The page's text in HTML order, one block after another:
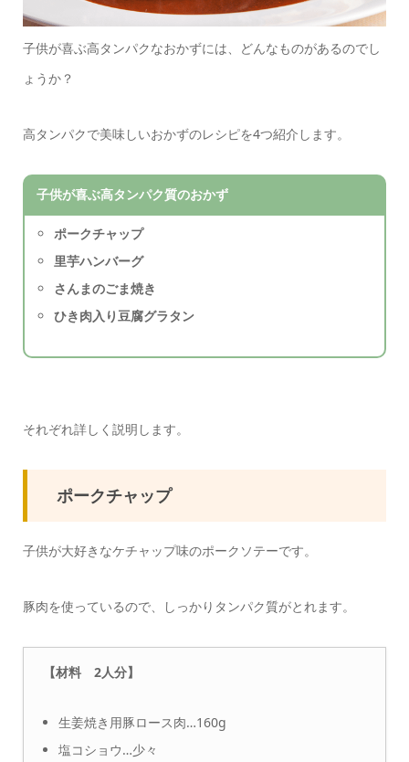
子供が喜ぶ高タンパクなおかずには、どんなものがあるのでし
ょうか？
高タンパクで美味しいおかずのレシピを4つ紹介します。
子供が喜ぶ高タンパク質のおかず
ポークチャップ
里芋ハンバーグ
さんまのごま焼き
ひき肉入り豆腐グラタン
それぞれ詳しく説明します。
ポークチャップ
子供が大好きなケチャップ味のポークソテーです。
豚肉を使っているので、しっかりタンパク質がとれます。
【材料 2人分】
生姜焼き用豚ロース肉…160g
塩コショウ…少々